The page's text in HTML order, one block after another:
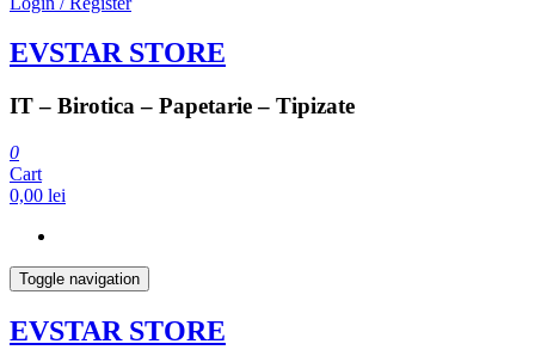
EVSTAR STORE
IT – Birotica – Papetarie – Tipizate
0
Cart
0,00 lei
Toggle navigation
EVSTAR STORE